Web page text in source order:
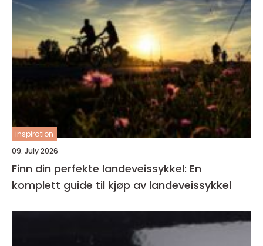
inspiration
09. July 2026
Finn din perfekte landeveissykkel: En
komplett guide til kjøp av landeveissykkel